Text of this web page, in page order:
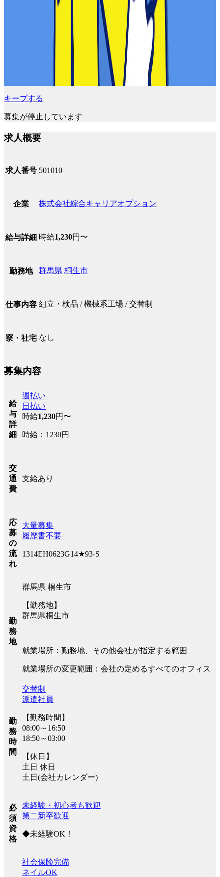
キープする
募集が停止しています
求人概要
求人番号 501010
企業 株式会社綜合キャリアオプション
給与詳細 時給1,230円〜
勤務地 群馬県 桐生市
仕事内容 組立・検品 / 機械系工場 / 交替制
寮・社宅 なし
募集内容
給
与
詳
細
週払い
日払い
時給1,230円〜
時給：1230円
交
通
費
支給あり
応
募
の
流
れ
大量募集
履歴書不要
1314EH0623G14★93-S
勤
務
地
群馬県 桐生市
【勤務地】
群馬県桐生市
就業場所：勤務地、その他会社が指定する範囲
就業場所の変更範囲：会社の定めるすべてのオフィス
勤
務
時
間
交替制
派遣社員
【勤務時間】
08:00～16:50
18:50～03:00
【休日】
土日 休日
土日(会社カレンダー)
必
須
資
格
未経験・初心者も歓迎
第二新卒歓迎
◆未経験OK！
社会保険完備
ネイルOK